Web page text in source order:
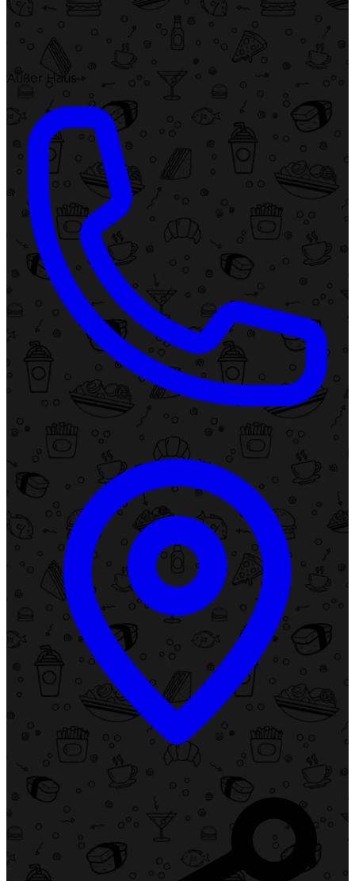
Außer Haus